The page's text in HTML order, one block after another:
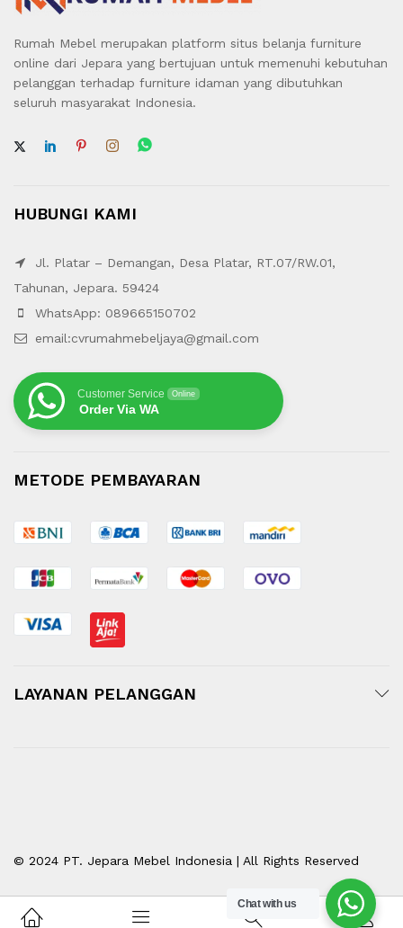
Rumah Mebel merupakan platform situs belanja furniture
online dari Jepara yang bertujuan untuk memenuhi kebutuhan
pelanggan terhadap furniture idaman yang dibutuhkan
seluruh masyarakat Indonesia.
HUBUNGI KAMI
Jl. Platar – Demangan, Desa Platar, RT.07/RW.01,
Tahunan, Jepara. 59424
WhatsApp: 089665150702
email:cvrumahmebeljaya@gmail.com
Customer Service Online
Order Via WA
METODE PEMBAYARAN
LAYANAN PELANGGAN
© 2024 PT. Jepara Mebel Indonesia | All Rights Reserved
Chat with us